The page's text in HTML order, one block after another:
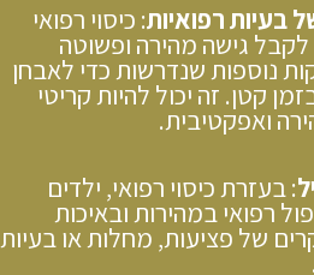
בעיות רפואיות: כיסוי רפואי
גישה מהירה ופשוטה
נוספות שנדרשות כדי לאבחן
קטן. זה יכול להיות קריטי
ואפקטיבית.
: בעזרת כיסוי רפואי, ילדים
רפואי במהירות ובאיכות
של פציעות, מחלות או בעיות